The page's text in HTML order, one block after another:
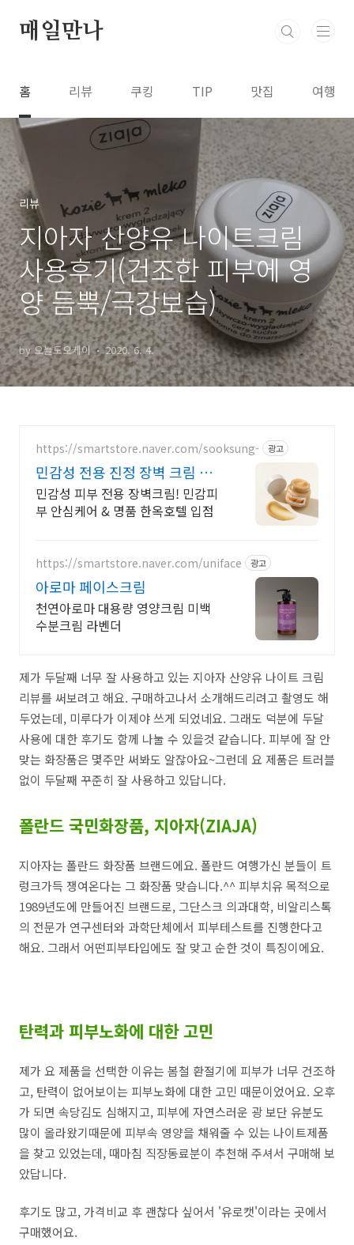
매일만나
홈 리뷰 쿠킹 TIP 맛집 여행
리뷰
지아자 산양유 나이트크림
사용후기(건조한 피부에 영
양 듬뿍/극강보습)
by 오늘도오케이 2020. 6. 4.
https://smartstore.naver.com/sooksung- 광고
민감성 전용 진정 장벽 크림 청
정자연 안동 오곡 세럼
민감성 피부 전용 장벽크림! 민감피
부 안심케어 & 명품 한옥호텔 입점
https://smartstore.naver.com/uniface 광고
아로마 페이스크림
천연아로마 대용량 영양크림 미백
수분크림 라벤더
제가 두달째 너무 잘 사용하고 있는 지아자 산양유 나이트 크림
리뷰를 써보려고 해요. 구매하고나서 소개해드리려고 촬영도 해
두었는데, 미루다가 이제야 쓰게 되었네요. 그래도 덕분에 두달
사용에 대한 후기도 함께 나눌 수 있을것 같습니다. 피부에 잘 안
맞는 화장품은 몇주만 써봐도 알잖아요~그런데 요 제품은 트러블
없이 두달째 꾸준히 잘 사용하고 있답니다.
폴란드 국민화장품, 지아자(ZIAJA)
지아자는 폴란드 화장품 브랜드에요. 폴란드 여행가신 분들이 트
렁크가득 쟁여온다는 그 화장품 맞습니다.^^ 피부치유 목적으로
1989년도에 만들어진 브랜드로,그단스크 의과대학, 비알리스톡
의 전문가 연구센터와 과학단체에서 피부테스트를 진행한다고
해요. 그래서 어떤피부타입에도 잘 맞고 순한 것이 특징이에요.
탄력과 피부노화에 대한 고민
제가 요 제품을 선택한 이유는 봄철 환절기에 피부가 너무 건조하
고, 탄력이 없어보이는 피부노화에 대한 고민 때문이었어요. 오후
가 되면 속당김도 심해지고, 피부에 자연스러운 광 보단 유분도
많이 올라왔기때문에 피부속 영양을 채워줄 수 있는 나이트제품
을 찾고 있었는데, 때마침 직장동료분이 추천해 주셔서 구매해 보
았답니다.
후기도 많고, 가격비교 후 괜찮다 싶어서 '유로캣'이라는 곳에서
구매했어요.